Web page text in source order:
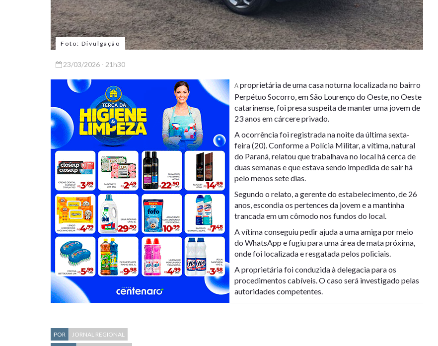
Foto: Divulgação
23/03/2026 - 21h30
A proprietária de uma casa noturna localizada no bairro
Perpétuo Socorro, em São Lourenço do Oeste, no Oeste
catarinense, foi presa suspeita de manter uma jovem de
23 anos em cárcere privado.
A ocorrência foi registrada na noite da última sexta-
feira (20). Conforme a Polícia Militar, a vítima, natural
do Paraná, relatou que trabalhava no local há cerca de
duas semanas e que estava sendo impedida de sair há
pelo menos sete dias.
Segundo o relato, a gerente do estabelecimento, de 26
anos, escondia os pertences da jovem e a mantinha
trancada em um cômodo nos fundos do local.
A vítima conseguiu pedir ajuda a uma amiga por meio
do WhatsApp e fugiu para uma área de mata próxima,
onde foi localizada e resgatada pelos policiais.
A proprietária foi conduzida à delegacia para os
procedimentos cabíveis. O caso será investigado pelas
autoridades competentes.
POR
JORNAL REGIONAL